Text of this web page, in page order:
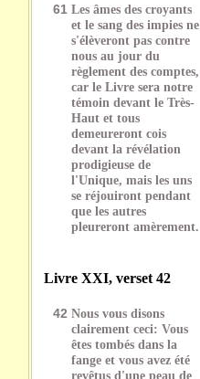
61 Les âmes des croyants
et le sang des impies ne
s'élèveront pas contre
nous au jour du
règlement des comptes,
car le Livre sera notre
témoin devant le Très-
Haut et tous
demeureront cois
devant la révélation
prodigieuse de
l'Unique, mais les uns
se réjouiront pendant
que les autres
pleureront amèrement.
Livre XXI, verset 42
42 Nous vous disons
clairement ceci: Vous
êtes tombés dans la
fange et vous avez été
revêtus d'une peau de